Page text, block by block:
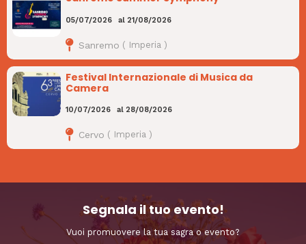
05/07/2026 al 21/08/2026
Sanremo ( Imperia )
Festival Internazionale di Musica da
Camera
10/07/2026 al 28/08/2026
Cervo ( Imperia)
Segnala il tuo evento!
Vuoi promuovere la tua sagra o evento?